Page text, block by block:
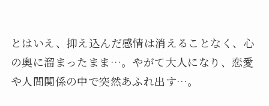
とはいえ、抑え込んだ感情は消えることなく、心
の奥に溜まったまま…。やがて大人になり、恋愛
や人間関係の中で突然あふれ出す…。